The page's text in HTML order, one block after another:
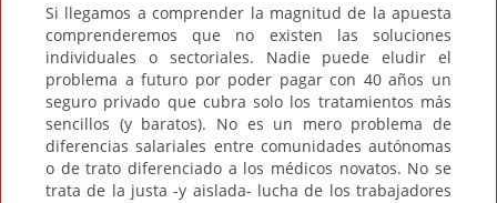
Si llegamos a comprender la magnitud de la apuesta
comprenderemos que no existen las soluciones
individuales o sectoriales. Nadie puede eludir el
problema a futuro por poder pagar con 40 años un
seguro privado que cubra solo los tratamientos más
sencillos (y baratos). No es un mero problema de
diferencias salariales entre comunidades autónomas
o de trato diferenciado a los médicos novatos. No se
trata de la justa -y aislada- lucha de los trabajadores